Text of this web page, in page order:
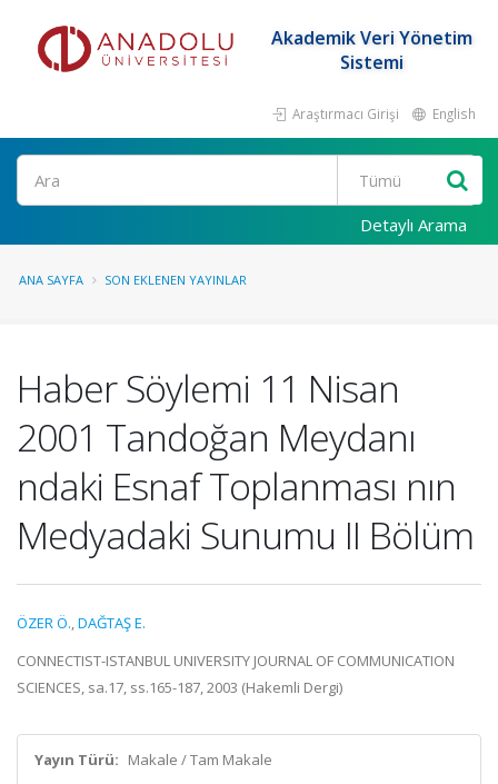
Akademik Veri Yönetim
Sistemi
Araştırmacı Girişi English
Ara
Detaylı Arama
ANA SAYFA SON EKLENEN YAYINLAR
Haber Söylemi 11 Nisan
2001 Tandoğan Meydanı
ndaki Esnaf Toplanması nın
Medyadaki Sunumu II Bölüm
ÖZER Ö.,DAĞTAŞ E.
CONNECTIST-ISTANBUL UNIVERSITY JOURNAL OF COMMUNICATION
SCIENCES, sa.17, ss.165-187, 2003 (Hakemli Dergi)
Yayın Türü: Makale / Tam Makale